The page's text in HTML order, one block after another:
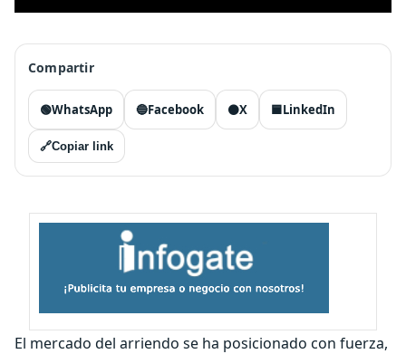
Compartir
🟢WhatsApp 🔵Facebook ⚫X 🟦LinkedIn
🔗Copiar link
El mercado del arriendo se ha posicionado con fuerza,